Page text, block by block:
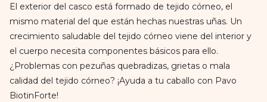
El exterior del casco está formado de tejido córneo, el
mismo material del que están hechas nuestras uñas. Un
crecimiento saludable del tejido córneo viene del interior y
el cuerpo necesita componentes básicos para ello.
¿Problemas con pezuñas quebradizas, grietas o mala
calidad del tejido córneo? ¡Ayuda a tu caballo con Pavo
BiotinForte!